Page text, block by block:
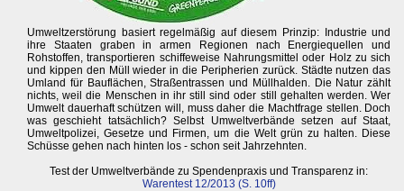
Umweltzerstörung basiert regelmäßig auf diesem Prinzip: Industrie und
ihre Staaten graben in armen Regionen nach Energiequellen und
Rohstoffen, transportieren schiffeweise Nahrungsmittel oder Holz zu sich
und kippen den Müll wieder in die Peripherien zurück. Städte nutzen das
Umland für Bauflächen, Straßentrassen und Müllhalden. Die Natur zählt
nichts, weil die Menschen in ihr still sind oder still gehalten werden. Wer
Umwelt dauerhaft schützen will, muss daher die Machtfrage stellen. Doch
was geschieht tatsächlich? Selbst Umweltverbände setzen auf Staat,
Umweltpolizei, Gesetze und Firmen, um die Welt grün zu halten. Diese
Schüsse gehen nach hinten los - schon seit Jahrzehnten.
Test der Umweltverbände zu Spendenpraxis und Transparenz in:
Warentest 12/2013 (S. 10ff)